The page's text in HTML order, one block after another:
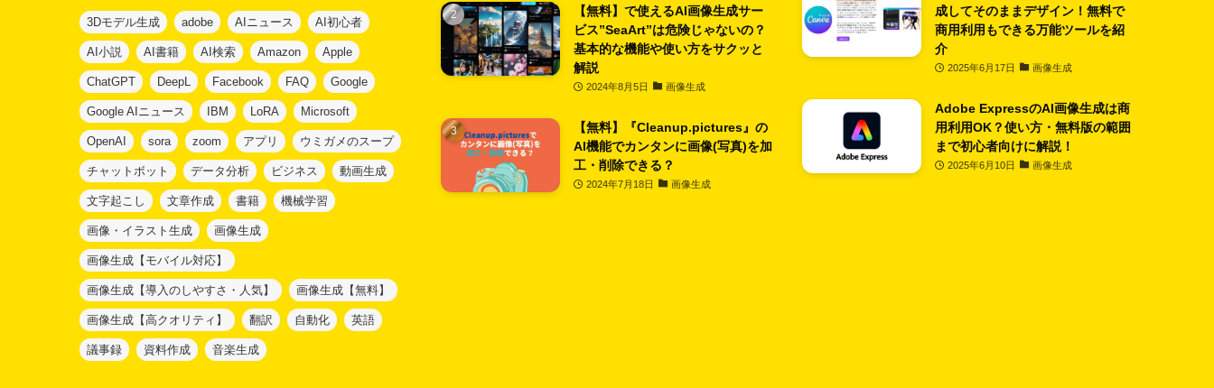
3Dモデル生成 adobe AIニュース AI初心者
AI小説 AI書籍 AI検索 Amazon Apple
ChatGPT DeepL Facebook FAQ Google
Google AIニュース IBM LoRA Microsoft
OpenAI sora zoom アプリ ウミガメのスープ
チャットボット データ分析 ビジネス 動画生成
文字起こし 文章作成 書籍 機械学習
画像・イラスト生成 画像生成
画像生成【モバイル対応】
画像生成【導入のしやすさ・人気】 画像生成【無料】
画像生成【高クオリティ】 翻訳 自動化 英語
議事録 資料作成 音楽生成
【無料】で使えるAI画像生成サー
ビス”SeaArt”は危険じゃないの？
基本的な機能や使い方をサクッと
解説
2024年8月5日 画像生成
【無料】『Cleanup.pictures』の
AI機能でカンタンに画像(写真)を加
工・削除できる？
2024年7月18日 画像生成
成してそのままデザイン！無料で
商用利用もできる万能ツールを紹
介
2025年6月17日 画像生成
Adobe ExpressのAI画像生成は商
用利用OK？使い方・無料版の範囲
まで初心者向けに解説！
2025年6月10日 画像生成